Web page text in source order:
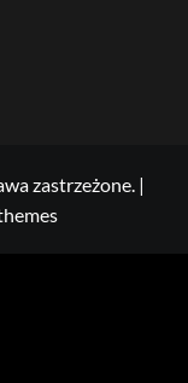
zastrzeżone. |